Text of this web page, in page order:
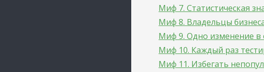
Миф 7. Статистическая
Миф 8. Владельцы
Миф 9. Одно изменение в
Миф 10. Каждый раз
Миф 11. Избегать